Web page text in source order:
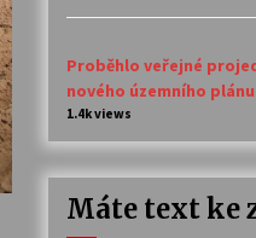
Proběhlo veřejné
nového územního plánu
1.4k views
Máte text ke